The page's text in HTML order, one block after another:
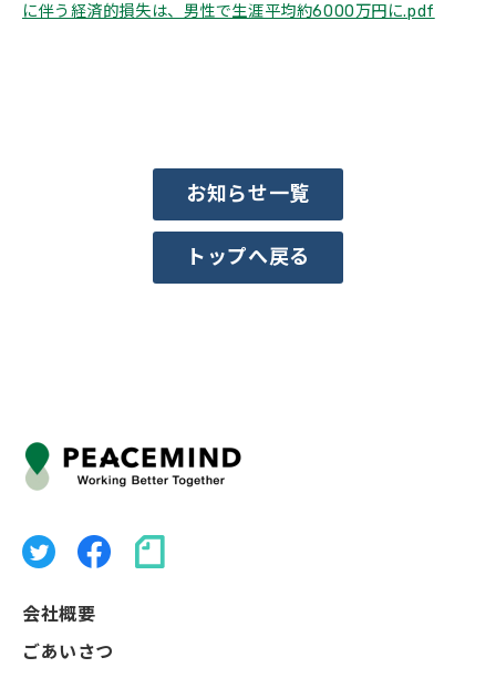
に伴う経済的損失は、男性で生涯平均約6000万円に.pdf
お知らせ一覧
トップへ戻る
会社概要
ごあいさつ